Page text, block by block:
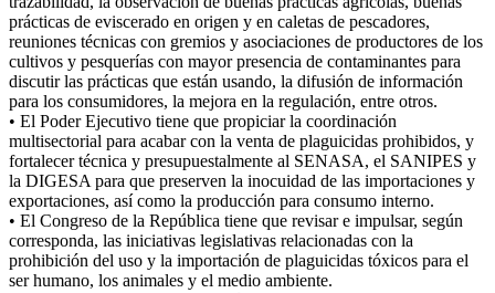
prácticas de eviscerado en origen y en caletas de pescadores,
reuniones técnicas con gremios y asociaciones de productores de los
cultivos y pesquerías con mayor presencia de contaminantes para
discutir las prácticas que están usando, la difusión de información
para los consumidores, la mejora en la regulación, entre otros.
• El Poder Ejecutivo tiene que propiciar la coordinación
multisectorial para acabar con la venta de plaguicidas prohibidos, y
fortalecer técnica y presupuestalmente al SENASA, el SANIPES y
la DIGESA para que preserven la inocuidad de las importaciones y
exportaciones, así como la producción para consumo interno.
• El Congreso de la República tiene que revisar e impulsar, según
corresponda, las iniciativas legislativas relacionadas con la
prohibición del uso y la importación de plaguicidas tóxicos para el
ser humano, los animales y el medio ambiente.